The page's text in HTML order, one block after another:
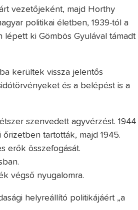
vezetőjeként, majd Horthy
politikai életben, 1939-tól a
ki Gömbös Gyulával támadt
kerültek vissza jelentős
és a belépést is a
szenvedett agyvérzést. 1944
tartották, majd 1945.
erők összefogását.
végső nyugalomra.
helyreállító politikájáért „a